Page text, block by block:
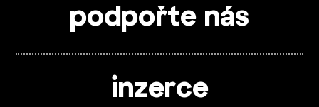
podpořte nás
inzerce